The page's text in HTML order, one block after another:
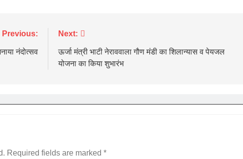
Previous:
नंदोत्सव
Next:
ऊर्जा मंत्री भाटी नेराववाला गौण मंडी का शिलान्यास व पेयजल
योजना का किया शुभारंभ
Required fields are marked *